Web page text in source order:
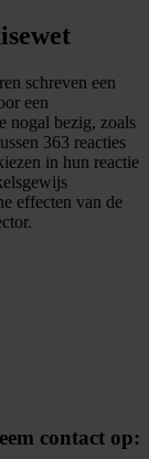
schreven een
een
nogal bezig, zoals
363 reacties
in hun reactie
effecten van de
contact op: